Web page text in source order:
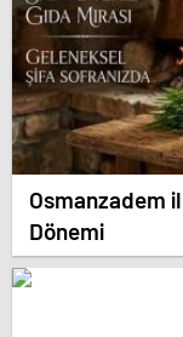
Osmanzadem
Dönemi